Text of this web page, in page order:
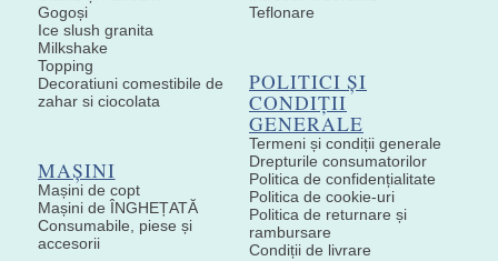
Gogoși
Ice slush granita
Milkshake
Topping
Decoratiuni comestibile de
zahar si ciocolata
MAȘINI
Mașini de copt
Mașini de ÎNGHEȚATĂ
Consumabile, piese și
accesorii
Teflonare
POLITICI ȘI
CONDIȚII
GENERALE
Termeni și condiții generale
Drepturile consumatorilor
Politica de confidențialitate
Politica de cookie-uri
Politica de returnare și
rambursare
Condiții de livrare